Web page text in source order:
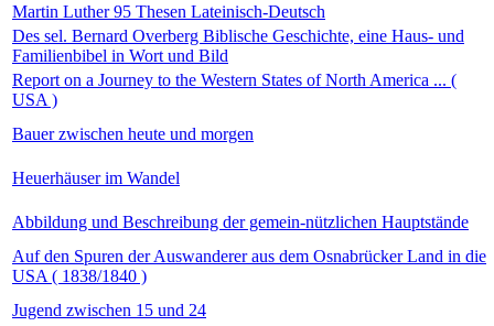
Martin Luther 95 Thesen Lateinisch-Deutsch
Des sel. Bernard Overberg Biblische Geschichte, eine Haus- und
Familienbibel in Wort und Bild
Report on a Journey to the Western States of North America ... (
USA )
Bauer zwischen heute und morgen
Heuerhäuser im Wandel
Abbildung und Beschreibung der gemein-nützlichen Hauptstände
Auf den Spuren der Auswanderer aus dem Osnabrücker Land in die
USA ( 1838/1840 )
Jugend zwischen 15 und 24